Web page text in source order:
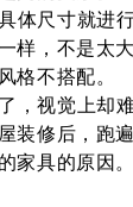
体尺寸就进
样，不是太
格不搭配。
，视觉上却
装修后，跑
家具的原因。